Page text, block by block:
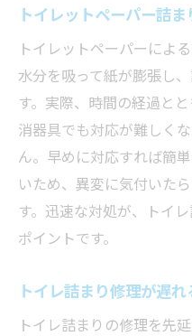
トイレットペーパー詰
トイレットペーパーによ
水分を吸って紙が膨張し
す。実際、時間の経過と
消器具でも対応が難しく
ん。早めに対応すれば簡
いため、異変に気付いた
す。迅速な対処が、トイ
ポイントです。
トイレ詰まり修理が遅
トイレ詰まりの修理を先